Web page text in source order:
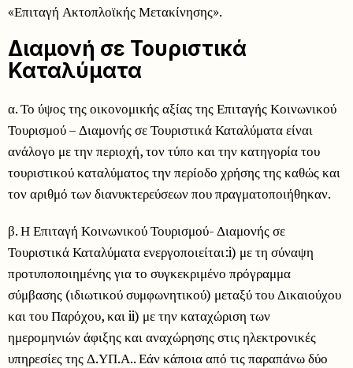
«Επιταγή Ακτοπλοϊκής Μετακίνησης».
Διαμονή σε Τουριστικά
Καταλύματα
α. Το ύψος της οικονομικής αξίας της Επιταγής Κοινωνικού
Τουρισμού – Διαμονής σε Τουριστικά Καταλύματα είναι
ανάλογο με την περιοχή, τον τύπο και την κατηγορία του
τουριστικού καταλύματος την περίοδο χρήσης της καθώς και
τον αριθμό των διανυκτερεύσεων που πραγματοποιήθηκαν.
β. Η Επιταγή Κοινωνικού Τουρισμού- Διαμονής σε
Τουριστικά Καταλύματα ενεργοποιείται:i) με τη σύναψη
προτυποποιημένης για το συγκεκριμένο πρόγραμμα
σύμβασης (ιδιωτικού συμφωνητικού) μεταξύ του Δικαιούχου
και του Παρόχου, και ii) με την καταχώριση των
ημερομηνιών άφιξης και αναχώρησης στις ηλεκτρονικές
υπηρεσίες της Δ.ΥΠ.Α.. Εάν κάποια από τις παραπάνω δύο